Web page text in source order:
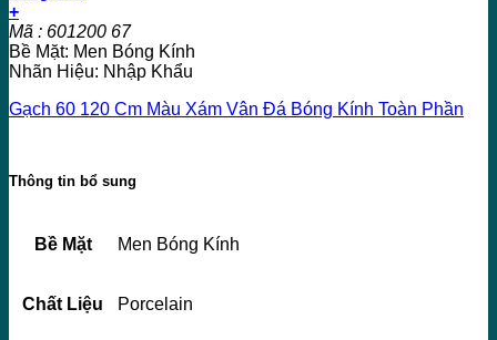
+
Mã : 601200 67
Bề Mặt: Men Bóng Kính
Nhãn Hiệu: Nhập Khẩu
Gạch 60 120 Cm Màu Xám Vân Đá Bóng Kính Toàn Phần
Thông tin bổ sung
Bề Mặt Men Bóng Kính
Chất Liệu Porcelain